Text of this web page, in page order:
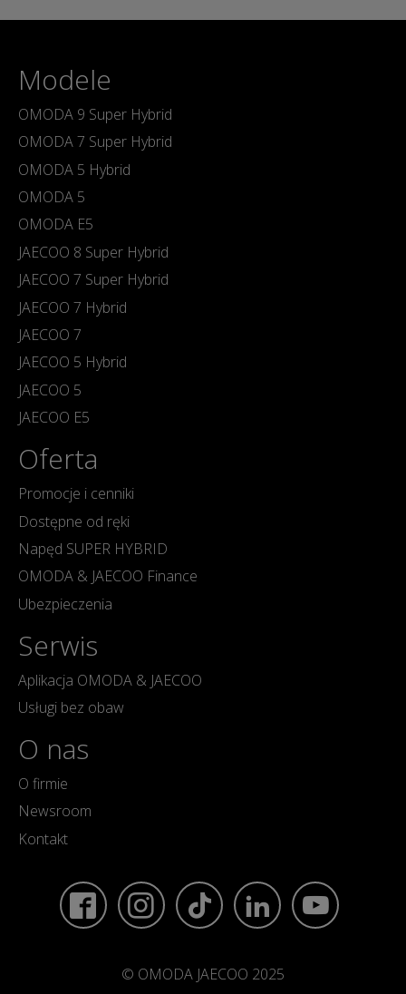
Modele
OMODA 9 Super Hybrid
OMODA 7 Super Hybrid
OMODA 5 Hybrid
OMODA 5
OMODA E5
JAECOO 8 Super Hybrid
JAECOO 7 Super Hybrid
JAECOO 7 Hybrid
JAECOO 7
JAECOO 5 Hybrid
JAECOO 5
JAECOO E5
Oferta
Promocje i cenniki
Dostępne od ręki
Napęd SUPER HYBRID
OMODA & JAECOO Finance
Ubezpieczenia
Serwis
Aplikacja OMODA & JAECOO
Usługi bez obaw
O nas
O firmie
Newsroom
Kontakt
© OMODA JAECOO 2025